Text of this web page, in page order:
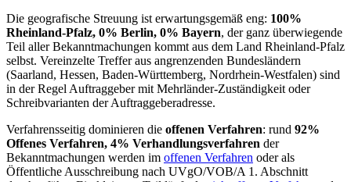
Die geografische Streuung ist erwartungsgemäß eng: 100%
Rheinland-Pfalz, 0% Berlin, 0% Bayern, der ganz überwiegende
Teil aller Bekanntmachungen kommt aus dem Land Rheinland-Pfalz
selbst. Vereinzelte Treffer aus angrenzenden Bundesländern
(Saarland, Hessen, Baden-Württemberg, Nordrhein-Westfalen) sind
in der Regel Auftraggeber mit Mehrländer-Zuständigkeit oder
Schreibvarianten der Auftraggeberadresse.
Verfahrensseitig dominieren die offenen Verfahren: rund 92%
Offenes Verfahren, 4% Verhandlungsverfahren der
Bekanntmachungen werden im offenen Verfahren oder als
Öffentliche Ausschreibung nach UVgO/VOB/A 1. Abschnitt